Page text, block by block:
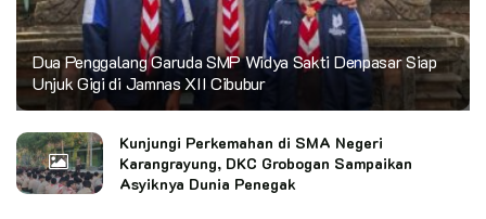
Dua Penggalang Garuda SMP Widya Sakti Denpasar Siap
Unjuk Gigi di Jamnas XII Cibubur
Kunjungi Perkemahan di SMA Negeri
Karangrayung, DKC Grobogan Sampaikan
Asyiknya Dunia Penegak